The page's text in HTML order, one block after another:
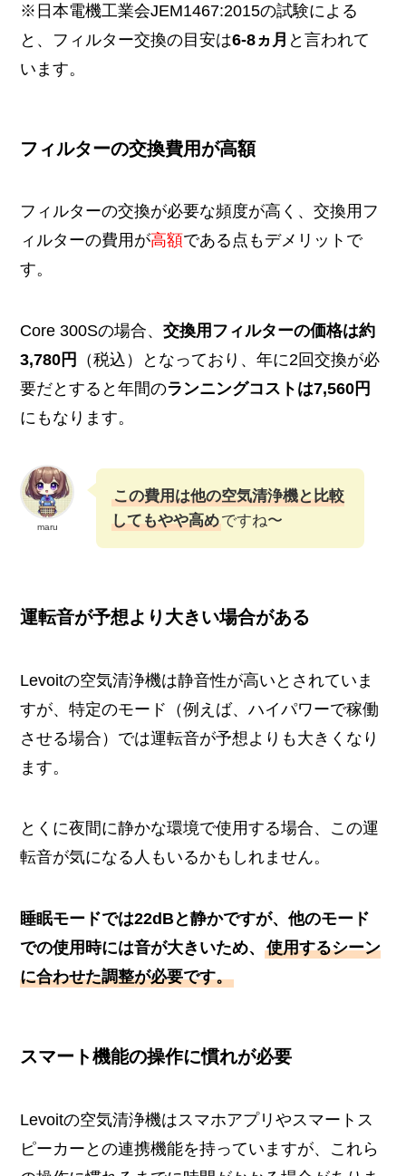
※日本電機工業会JEM1467:2015の試験による
と、フィルター交換の目安は6-8ヵ月 と言われて
います。
フィルターの交換費用が高額
フィルターの交換が必要な頻度が高く、交換用フ
ィルターの費用が高額である点もデメリットで
す。
Core 300Sの場合、交換用フィルターの価格は約
3,780円
（税込）となっており、年に2回交換が必
要だとすると年間のランニングコストは7,560円
にもなります。
maru
この費用は他の空気清浄機と比較
してもやや高めですね〜
運転音が予想より大きい場合がある
Levoitの空気清浄機は静音性が高いとされていま
すが、特定のモード（例えば、ハイパワーで稼働
させる場合）では運転音が予想よりも大きくなり
ます。
とくに夜間に静かな環境で使用する場合、この運
転音が気になる人もいるかもしれません。
睡眠モードでは22dBと静かですが、他のモード
での使用時には音が大きいため、使用するシーン
に合わせた調整が必要です。
スマート機能の操作に慣れが必要
Levoitの空気清浄機はスマホアプリやスマートス
ピーカーとの連携機能を持っていますが、これら